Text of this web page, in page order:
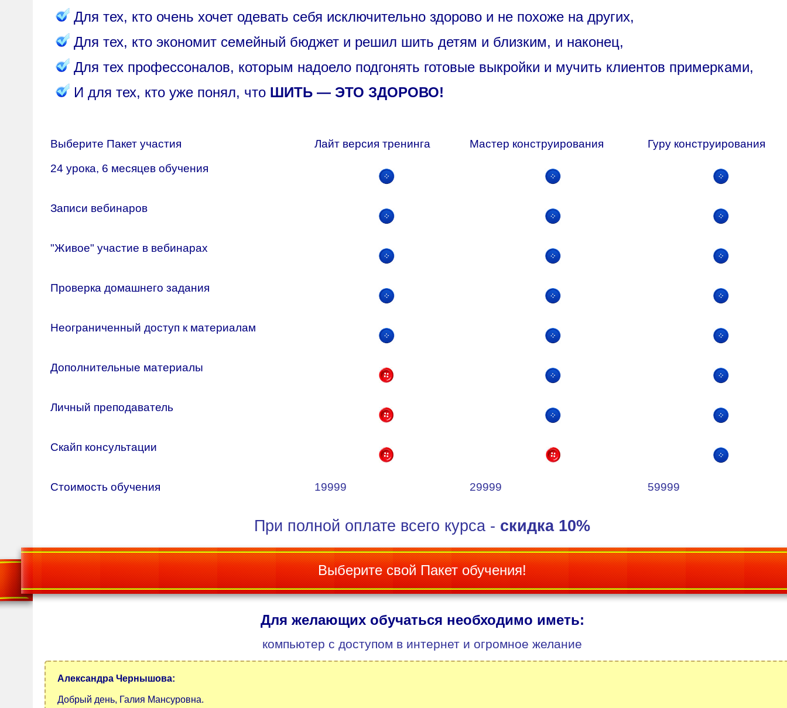
Для тех, кто очень хочет одевать себя исключительно здорово и не похоже на других,
Для тех, кто экономит семейный бюджет и решил шить детям и близким, и наконец,
Для тех профессоналов, которым надоело подгонять готовые выкройки и мучить клиентов примерками,
И для тех, кто уже понял, что ШИТЬ — ЭТО ЗДОРОВО!
Выберите Пакет участия Лайт версия тренинга Мастер конструирования
Гуру конструирования
24 урока, 6 месяцев обучения
Записи вебинаров
"Живое" участие в вебинарах
Проверка домашнего задания
Неограниченный доступ к материалам
Дополнительные материалы
Личный преподаватель
Скайп консультации
Стоимость обучения 19999 29999 59999
При полной оплате всего курса - скидка 10%
Выберите свой Пакет обучения!
Для желающих обучаться необходимо иметь:
компьютер с доступом в интернет и огромное желание
Александра Чернышова:
Добрый день, Галия Мансуровна.